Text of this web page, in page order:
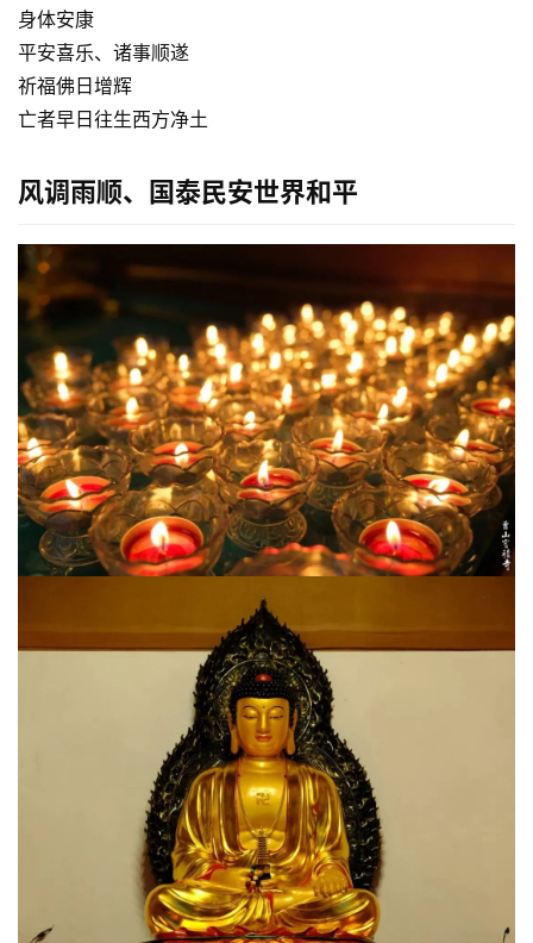
心
乐
菩
提
专
公
益
慈
善
佛
教
人
物
巡
佛
登录 注册
身体安康
平安喜乐、诸事顺遂
祈福佛日增辉
亡者早日往生西方净土
风调雨顺、国泰民安世界和平